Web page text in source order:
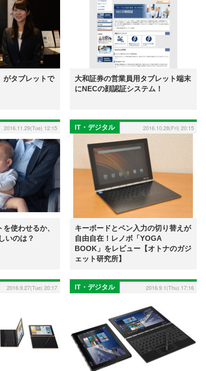
がタブレットで
大和証券の営業員用タブレット端末
にNECの顔認証システム！
2016.11.29(Tue) 12:15
使わせるか、
いのは？
IT・デジタル 2016.10.28(Fri) 20:15
キーボードとペン入力の切り替えが
自由自在！レノボ「YOGA
BOOK」をレビュー【オトナのガジ
ェット研究所】
2016.9.27(Tue) 20:17 IT・デジタル 2016.9.1(Thu) 17:16